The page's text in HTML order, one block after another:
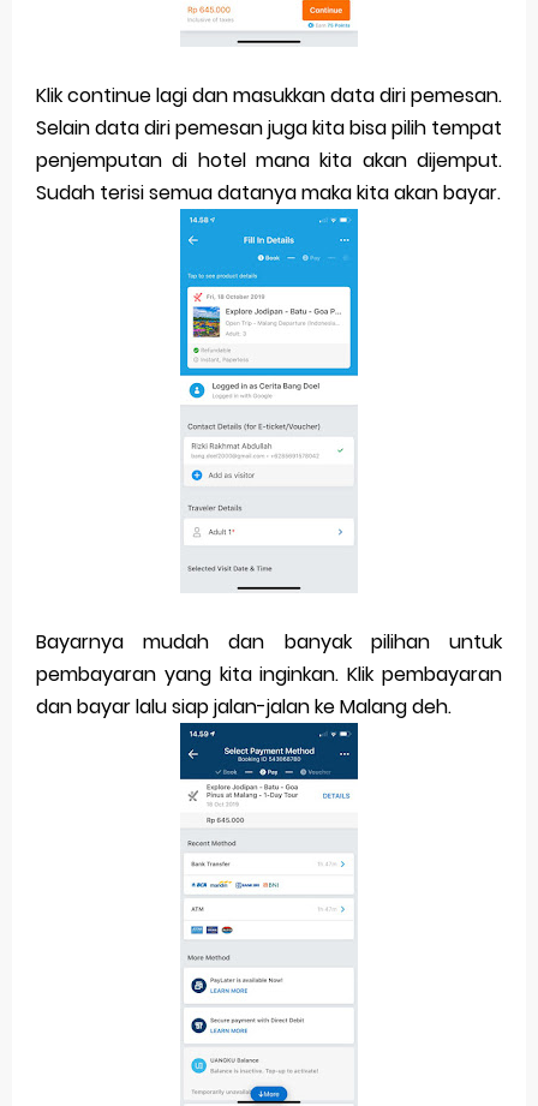
Klik continue lagi dan masukkan data diri pemesan.
Selain data diri pemesan juga kita bisa pilih tempat
penjemputan di hotel mana kita akan dijemput.
Sudah terisi semua datanya maka kita akan bayar.
Bayarnya mudah dan banyak pilihan untuk
pembayaran yang kita inginkan. Klik pembayaran
dan bayar lalu siap jalan-jalan ke Malang deh.